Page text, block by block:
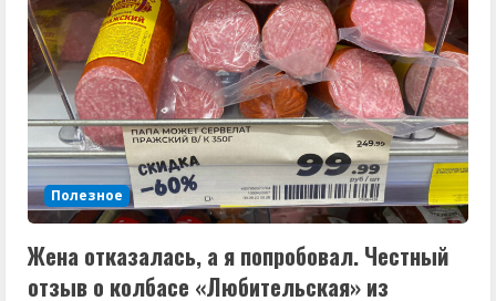
Полезное
Жена отказалась, а я попробовал. Честный
отзыв о колбасе «Любительская» из